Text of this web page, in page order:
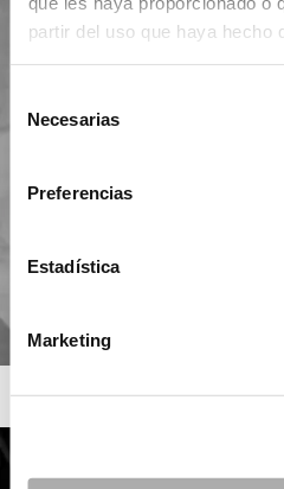
partir del uso que haya hecho
Necesarias
Preferencias
Estadística
Marketing